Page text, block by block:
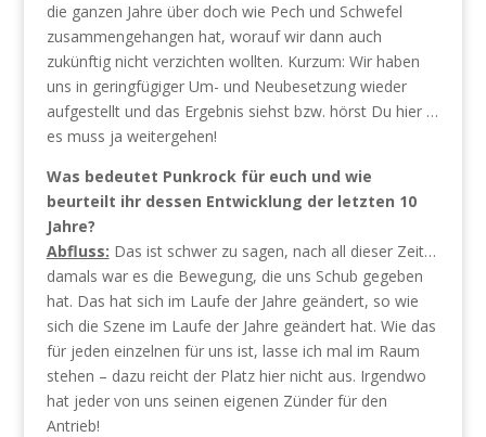
die ganzen Jahre über doch wie Pech und Schwefel
zusammengehangen hat, worauf wir dann auch
zukünftig nicht verzichten wollten. Kurzum: Wir haben
uns in geringfügiger Um- und Neubesetzung wieder
aufgestellt und das Ergebnis siehst bzw. hörst Du hier …
es muss ja weitergehen!
Was bedeutet Punkrock für euch und wie
beurteilt ihr dessen Entwicklung der letzten 10
Jahre?
Abfluss: Das ist schwer zu sagen, nach all dieser Zeit…
damals war es die Bewegung, die uns Schub gegeben
hat. Das hat sich im Laufe der Jahre geändert, so wie
sich die Szene im Laufe der Jahre geändert hat. Wie das
für jeden einzelnen für uns ist, lasse ich mal im Raum
stehen – dazu reicht der Platz hier nicht aus. Irgendwo
hat jeder von uns seinen eigenen Zünder für den
Antrieb!